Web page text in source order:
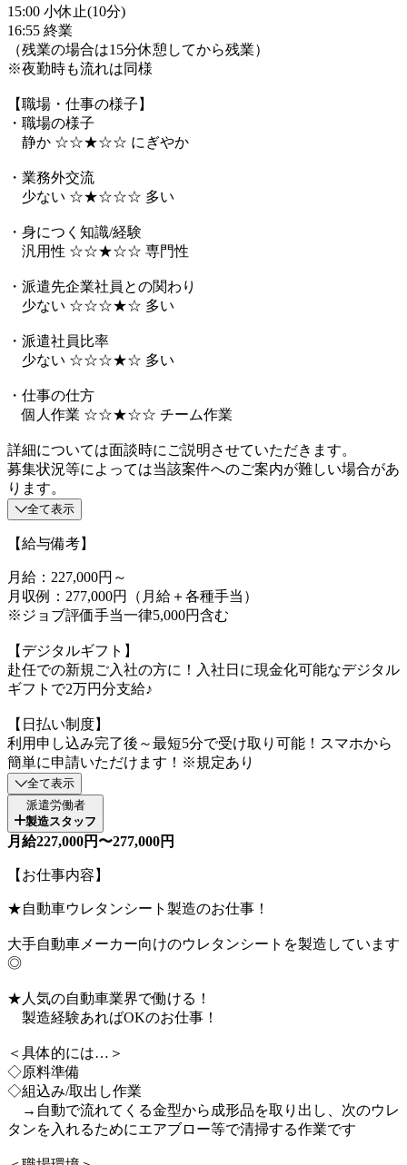
15:00 小休止(10分)
16:55 終業
（残業の場合は15分休憩してから残業）
※夜勤時も流れは同様
【職場・仕事の様子】
・職場の様子
静か ☆☆★☆☆ にぎやか
・業務外交流
少ない ☆★☆☆☆ 多い
・身につく知識/経験
汎用性 ☆☆★☆☆ 専門性
・派遣先企業社員との関わり
少ない ☆☆☆★☆ 多い
・派遣社員比率
少ない ☆☆☆★☆ 多い
・仕事の仕方
個人作業 ☆☆★☆☆ チーム作業
詳細については面談時にご説明させていただきます。
募集状況等によっては当該案件へのご案内が難しい場合があ
ります。
全て表示
【給与備考】
月給：227,000円～
月収例：277,000円（月給＋各種手当）
※ジョブ評価手当一律5,000円含む
【デジタルギフト】
赴任での新規ご入社の方に！入社日に現金化可能なデジタル
ギフトで2万円分支給♪
【日払い制度】
利用申し込み完了後～最短5分で受け取り可能！スマホから
簡単に申請いただけます！※規定あり
全て表示
派遣労働者
製造スタッフ
月給227,000円〜277,000円
【お仕事内容】
★自動車ウレタンシート製造のお仕事！
大手自動車メーカー向けのウレタンシートを製造しています
◎
★人気の自動車業界で働ける！
製造経験あればOKのお仕事！
＜具体的には…＞
◇原料準備
◇組込み/取出し作業
→自動で流れてくる金型から成形品を取り出し、次のウレ
タンを入れるためにエアブロー等で清掃する作業です